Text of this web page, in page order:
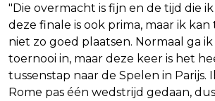
"Die overmacht is fijn en de tijd die
deze finale is ook prima, maar ik
niet zo goed plaatsen. Normaal ga
toernooi in, maar deze keer is het
tussenstap naar de Spelen in Parijs.
Rome pas één wedstrijd gedaan,